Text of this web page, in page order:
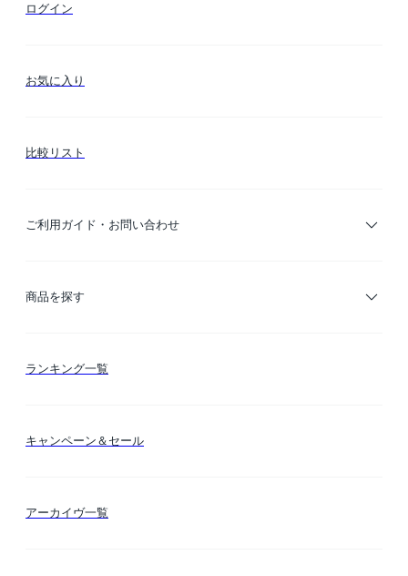
ログイン
お気に入り
比較リスト
ご利用ガイド・お問い合わせ
ご利用ガイド
商品を探す
カテゴリー検索
ランキング一覧
キャンペーン＆セール
アーカイヴ一覧